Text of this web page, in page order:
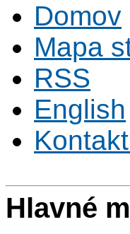
Domov
Mapa
RSS
English
Hlavné